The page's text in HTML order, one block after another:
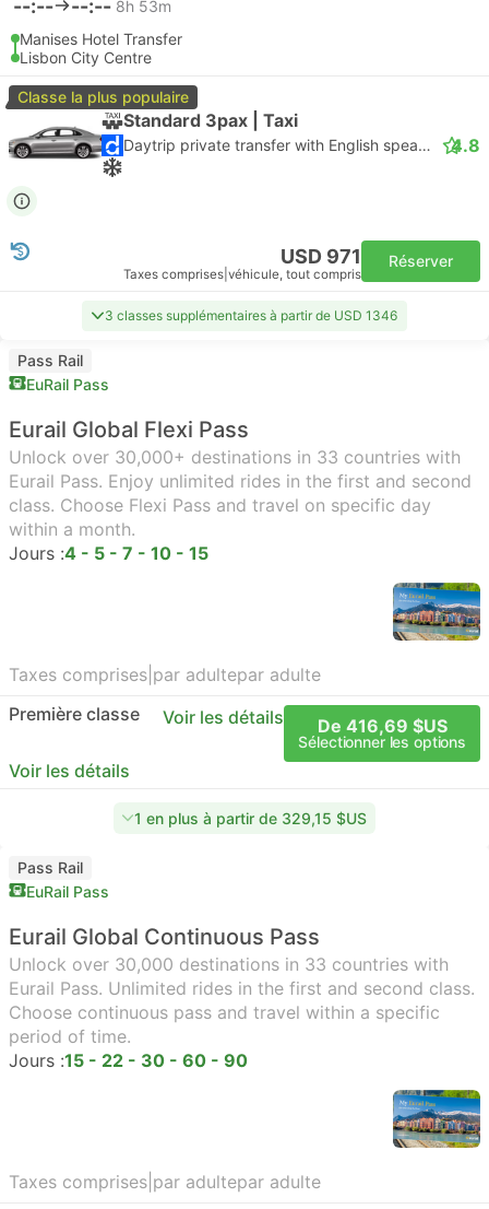
--:-- --:-- 8h 53m
Manises Hotel Transfer
Lisbon City Centre
Classe la plus populaire
Standard 3pax | Taxi
Daytrip private transfer with English speaking driver 4.8
USD 971
Taxes comprises véhicule, tout compris
Réserver
3 classes supplémentaires à partir de USD 1346
Pass Rail
EuRail Pass
Eurail Global Flexi Pass
Unlock over 30,000+ destinations in 33 countries with
Eurail Pass. Enjoy unlimited rides in the first and second
class. Choose Flexi Pass and travel on specific day
within a month.
Jours :4 - 5 - 7 - 10 - 15
Taxes comprises par adultepar adulte
Première classe
Voir les détails De 416,69 $US
Sélectionner les options
Voir les détails
1 en plus à partir de 329,15 $US
Pass Rail
EuRail Pass
Eurail Global Continuous Pass
Unlock over 30,000 destinations in 33 countries with
Eurail Pass. Unlimited rides in the first and second class.
Choose continuous pass and travel within a specific
period of time.
Jours :15 - 22 - 30 - 60 - 90
Taxes comprises par adultepar adulte